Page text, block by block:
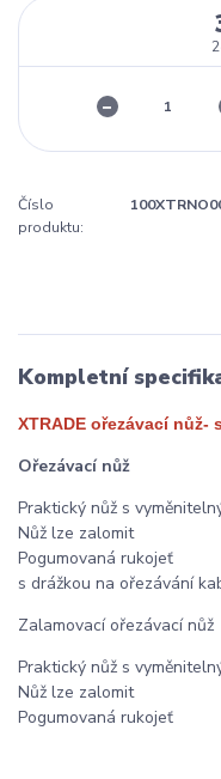
Číslo
produktu:
Kompletní
XTRADE ořezávací nůž-
Ořezávací nůž
Praktický nůž s
Nůž lze zalomit
Pogumovaná rukojeť
s drážkou na ořezávání
Zalamovací ořezávací nůž
Praktický nůž s
Nůž lze zalomit
Pogumovaná rukojeť